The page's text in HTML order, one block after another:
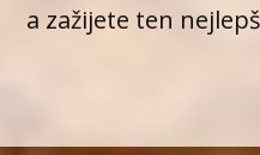
a zažijete ten